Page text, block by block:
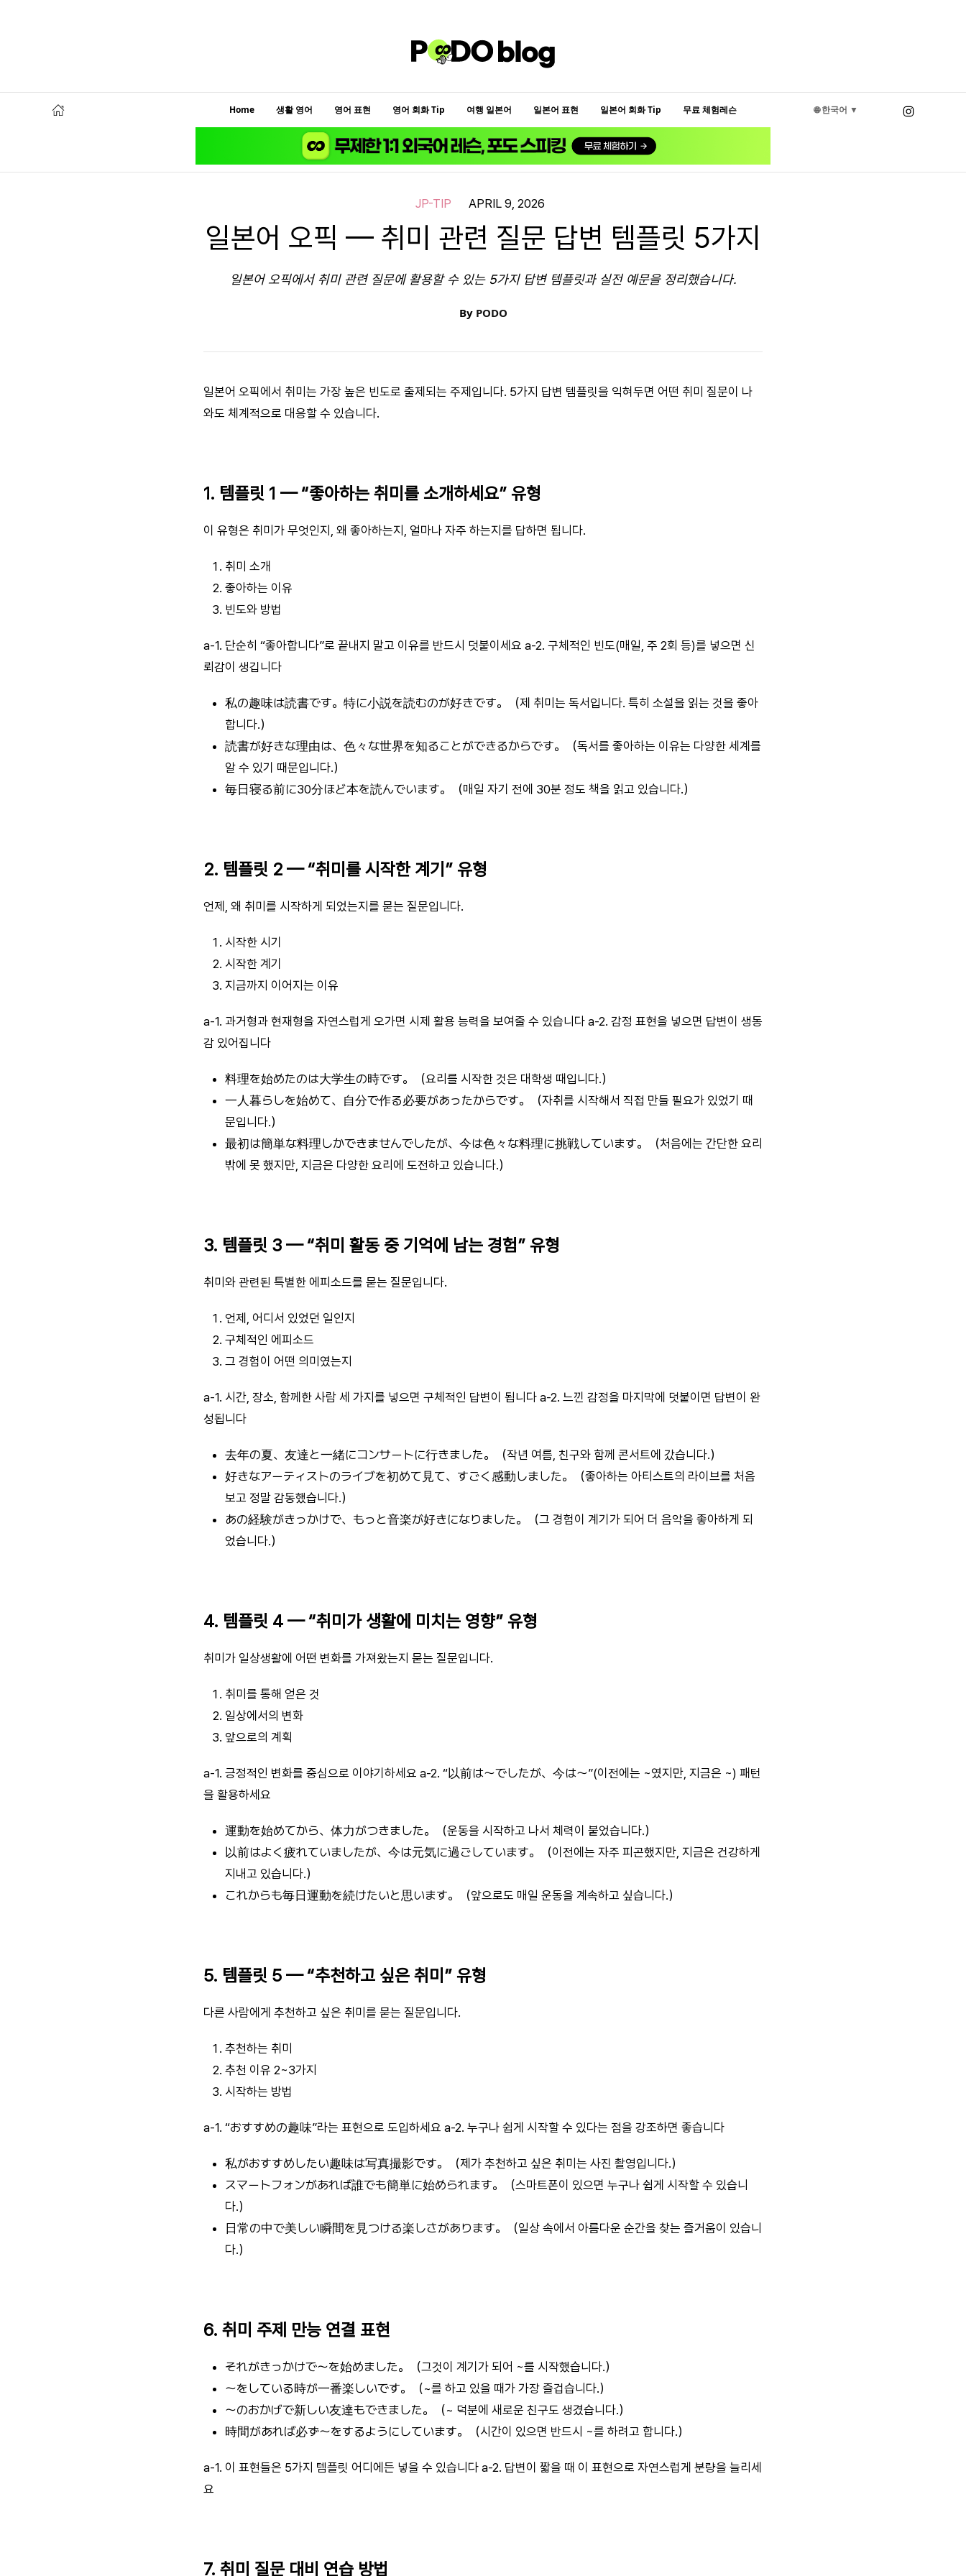
Home 생활 영어 영어 표현 영어 회화 Tip 여행 일본어 일본어 표현 일본어 회화 Tip 무료 체험레슨 🌐 한국어 ▼
JP-TIP APRIL 9, 2026
일본어 오픽 — 취미 관련 질문 답변 템플릿 5가지
일본어 오픽에서 취미 관련 질문에 활용할 수 있는 5가지 답변 템플릿과 실전 예문을 정리했습니다.
By PODO
일본어 오픽에서 취미는 가장 높은 빈도로 출제되는 주제입니다. 5가지 답변 템플릿을 익혀두면 어떤 취미 질문이 나
와도 체계적으로 대응할 수 있습니다.
1. 템플릿 1 — “좋아하는 취미를 소개하세요” 유형
이 유형은 취미가 무엇인지, 왜 좋아하는지, 얼마나 자주 하는지를 답하면 됩니다.
취미 소개
좋아하는 이유
빈도와 방법
a-1. 단순히 “좋아합니다”로 끝내지 말고 이유를 반드시 덧붙이세요 a-2. 구체적인 빈도(매일, 주 2회 등)를 넣으면 신
뢰감이 생깁니다
私の趣味は読書です。特に小説を読むのが好きです。（제 취미는 독서입니다. 특히 소설을 읽는 것을 좋아
합니다.）
読書が好きな理由は、色々な世界を知ることができるからです。（독서를 좋아하는 이유는 다양한 세계를
알 수 있기 때문입니다.）
毎日寝る前に30分ほど本を読んでいます。（매일 자기 전에 30분 정도 책을 읽고 있습니다.）
2. 템플릿 2 — “취미를 시작한 계기” 유형
언제, 왜 취미를 시작하게 되었는지를 묻는 질문입니다.
시작한 시기
시작한 계기
지금까지 이어지는 이유
a-1. 과거형과 현재형을 자연스럽게 오가면 시제 활용 능력을 보여줄 수 있습니다 a-2. 감정 표현을 넣으면 답변이 생동
감 있어집니다
料理を始めたのは大学生の時です。（요리를 시작한 것은 대학생 때입니다.）
一人暮らしを始めて、自分で作る必要があったからです。（자취를 시작해서 직접 만들 필요가 있었기 때
문입니다.）
最初は簡単な料理しかできませんでしたが、今は色々な料理に挑戦しています。（처음에는 간단한 요리
밖에 못 했지만, 지금은 다양한 요리에 도전하고 있습니다.）
3. 템플릿 3 — “취미 활동 중 기억에 남는 경험” 유형
취미와 관련된 특별한 에피소드를 묻는 질문입니다.
언제, 어디서 있었던 일인지
구체적인 에피소드
그 경험이 어떤 의미였는지
a-1. 시간, 장소, 함께한 사람 세 가지를 넣으면 구체적인 답변이 됩니다 a-2. 느낀 감정을 마지막에 덧붙이면 답변이 완
성됩니다
去年の夏、友達と一緒にコンサートに行きました。（작년 여름, 친구와 함께 콘서트에 갔습니다.）
好きなアーティストのライブを初めて見て、すごく感動しました。（좋아하는 아티스트의 라이브를 처음
보고 정말 감동했습니다.）
あの経験がきっかけで、もっと音楽が好きになりました。（그 경험이 계기가 되어 더 음악을 좋아하게 되
었습니다.）
4. 템플릿 4 — “취미가 생활에 미치는 영향” 유형
취미가 일상생활에 어떤 변화를 가져왔는지 묻는 질문입니다.
취미를 통해 얻은 것
일상에서의 변화
앞으로의 계획
a-1. 긍정적인 변화를 중심으로 이야기하세요 a-2. “以前は〜でしたが、今は〜”(이전에는 ~였지만, 지금은 ~) 패턴
을 활용하세요
運動を始めてから、体力がつきました。（운동을 시작하고 나서 체력이 붙었습니다.）
以前はよく疲れていましたが、今は元気に過ごしています。（이전에는 자주 피곤했지만, 지금은 건강하게
지내고 있습니다.）
これからも毎日運動を続けたいと思います。（앞으로도 매일 운동을 계속하고 싶습니다.）
5. 템플릿 5 — “추천하고 싶은 취미” 유형
다른 사람에게 추천하고 싶은 취미를 묻는 질문입니다.
추천하는 취미
추천 이유 2~3가지
시작하는 방법
a-1. “おすすめの趣味”라는 표현으로 도입하세요 a-2. 누구나 쉽게 시작할 수 있다는 점을 강조하면 좋습니다
私がおすすめしたい趣味は写真撮影です。（제가 추천하고 싶은 취미는 사진 촬영입니다.）
スマートフォンがあれば誰でも簡単に始められます。（스마트폰이 있으면 누구나 쉽게 시작할 수 있습니
다.）
日常の中で美しい瞬間を見つける楽しさがあります。（일상 속에서 아름다운 순간을 찾는 즐거움이 있습니
다.）
6. 취미 주제 만능 연결 표현
それがきっかけで〜を始めました。（그것이 계기가 되어 ~를 시작했습니다.）
〜をしている時が一番楽しいです。（~를 하고 있을 때가 가장 즐겁습니다.）
〜のおかげで新しい友達もできました。（~ 덕분에 새로운 친구도 생겼습니다.）
時間があれば必ず〜をするようにしています。（시간이 있으면 반드시 ~를 하려고 합니다.）
a-1. 이 표현들은 5가지 템플릿 어디에든 넣을 수 있습니다 a-2. 답변이 짧을 때 이 표현으로 자연스럽게 분량을 늘리세
요
7. 취미 질문 대비 연습 방법